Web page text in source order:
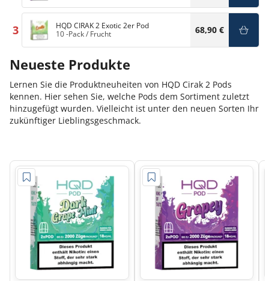
3
HQD CIRAK 2 Exotic 2er Pod
10 -Pack/ Frucht 68,90 €
Neueste Produkte
Lernen Sie die Produktneuheiten von HQD Cirak 2 Pods
kennen. Hier sehen Sie, welche Pods dem Sortiment zuletzt
hinzugefügt wurden. Vielleicht ist unter den neuen Sorten Ihr
zukünftiger Lieblingsgeschmack.